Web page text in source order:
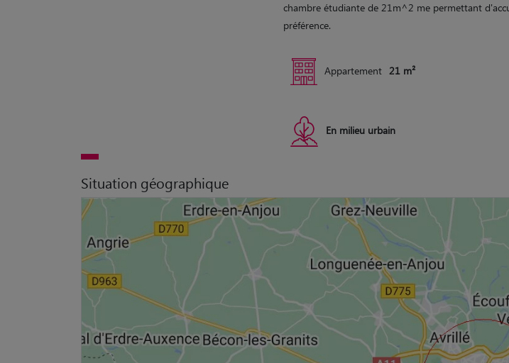
chambre étudiante de 21m^2 me permettant
préférence.
Appartement 21 m²
En milieu urbain
Situation géographique